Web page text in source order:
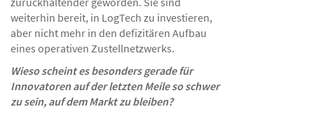
weiterhin bereit, in LogTech zu investieren,
aber nicht mehr in den defizitären Aufbau
eines operativen Zustellnetzwerks.
Wieso scheint es besonders gerade für
Innovatoren auf der letzten Meile so schwer
zu sein, auf dem Markt zu bleiben?